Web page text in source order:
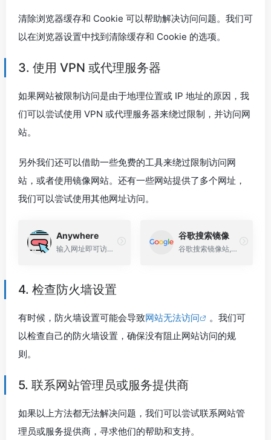
清除浏览器缓存和 Cookie 可以帮助解决访问问题。我们可
以在浏览器设置中找到清除缓存和 Cookie 的选项。
3. 使用 VPN 或代理服务器
如果网站被限制访问是由于地理位置或 IP 地址的原因，我
们可以尝试使用 VPN 或代理服务器来绕过限制，并访问网
站。
另外我们还可以借助一些免费的工具来绕过限制访问网
站，或者使用镜像网站。还有一些网站提供了多个网址，
我们可以尝试使用其他网址访问。
Anywhere
输入网址即可访问网站
谷歌搜索镜像
谷歌搜索镜像站,有的可能不稳定有时无法访问,大家在下方选择可用的访问即可。提示回车是换行的需要鼠标点击搜索按钮。
4. 检查防火墙设置
有时候，防火墙设置可能会导致网站无法访问
。我们可
以检查自己的防火墙设置，确保没有阻止网站访问的规
则。
5. 联系网站管理员或服务提供商
如果以上方法都无法解决问题，我们可以尝试联系网站管
理员或服务提供商，寻求他们的帮助和支持。